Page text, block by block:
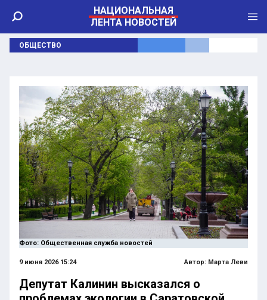
НАЦИОНАЛЬНАЯ
ЛЕНТА НОВОСТЕЙ
ОБЩЕСТВО
Фото: Общественная служба новостей
9 июня 2026 15:24 Автор: Марта Леви
Депутат Калинин высказался о